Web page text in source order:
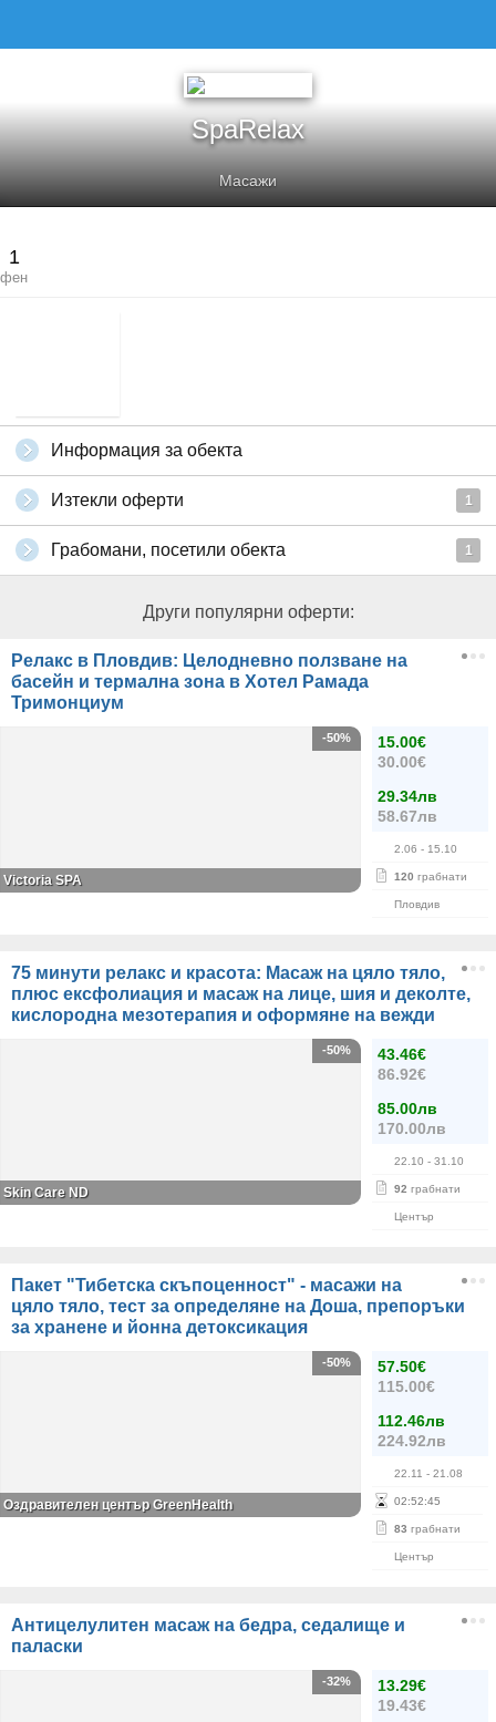
SpaRelax
Масажи
1
фен
Информация за обекта
Изтекли оферти 1
Грабомани, посетили обекта 1
Други популярни оферти:
Релакс в Пловдив: Целодневно ползване на
басейн и термална зона в Хотел Рамада
Тримонциум
15.00€
30.00€
29.34лв
58.67лв
2.06 - 15.10
120 грабнати
Пловдив
-50%
Victoria SPA
75 минути релакс и красота: Масаж на цяло тяло,
плюс ексфолиация и масаж на лице, шия и деколте,
кислородна мезотерапия и оформяне на вежди
43.46€
86.92€
85.00лв
170.00лв
22.10 - 31.10
92 грабнати
Център
-50%
Skin Care ND
Пакет "Тибетска скъпоценност" - масажи на
цяло тяло, тест за определяне на Доша, препоръки
за хранене и йонна детоксикация
57.50€
115.00€
112.46лв
224.92лв
22.11 - 21.08
02:52:45
83 грабнати
Център
-50%
Оздравителен център GreenHealth
Антицелулитен масаж на бедра, седалище и
паласки
13.29€
19.43€
-32%